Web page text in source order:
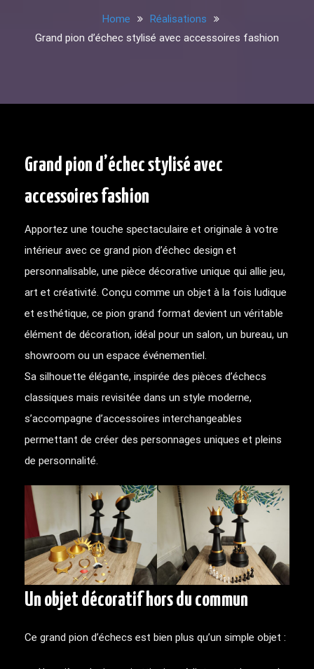
Home
Réalisations
Grand pion d’échec stylisé avec accessoires fashion
Grand pion d’échec stylisé avec
accessoires fashion
Apportez une touche spectaculaire et originale à votre
intérieur avec ce grand pion d’échec design et
personnalisable, une pièce décorative unique qui allie jeu,
art et créativité. Conçu comme un objet à la fois ludique
et esthétique, ce pion grand format devient un véritable
élément de décoration, idéal pour un salon, un bureau, un
showroom ou un espace événementiel.
Sa silhouette élégante, inspirée des pièces d’échecs
classiques mais revisitée dans un style moderne,
s’accompagne d’accessoires interchangeables
permettant de créer des personnages uniques et pleins
de personnalité.
Un objet décoratif hors du commun
Ce grand pion d’échecs est bien plus qu’un simple objet :